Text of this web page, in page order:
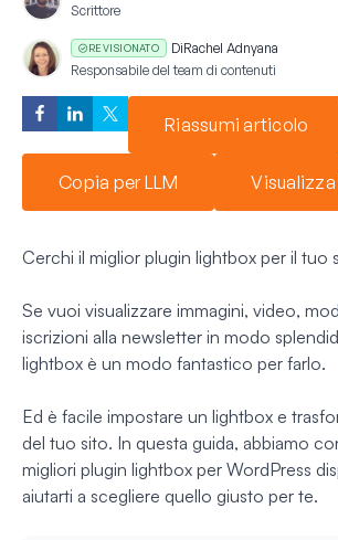
Scrittore
REVISIONATO DiRachel Adnyana
Responsabile del team di contenuti
Riassumi articolo
Copia per LLM
Cerchi il miglior plugin lightbox per il tuo
Se vuoi visualizzare immagini, video,
iscrizioni alla newsletter in modo
lightbox è un modo fantastico per farlo.
Ed è facile impostare un lightbox e
del tuo sito. In questa guida, abbiamo
migliori plugin lightbox per WordPress
aiutarti a scegliere quello giusto per te.